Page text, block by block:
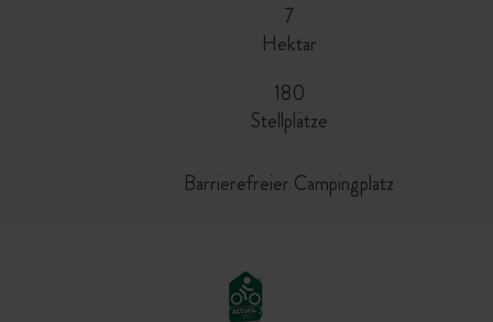
7
Hektar
180
Stellplätze
Barrierefreier Campingplatz